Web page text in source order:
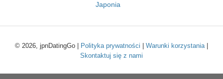
Japonia
© 2026, jpnDatingGo | Polityka prywatności Warunki korzystania|
Skontaktuj się z nami